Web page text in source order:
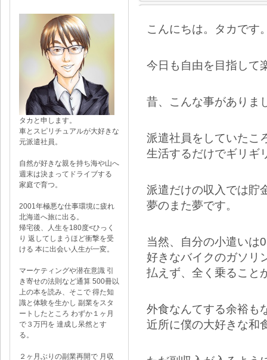
こんにちは。タカです
今日も自由を目指して
昔、こんな事がありま
派遣社員をしていたこ
生活するだけでギリギ
派遣だけの収入では貯
夢のまた夢です。
当然、自分の小遣いは
好きなバイクのガソリ
払えず、全く乗ること
外食なんてする余裕も
近所に僕の大好きな和
タカと申します。
車とスピリチュアルが大好きな
元派遣社員。
自然が好きな親を持ち海や山へ
週末は決まってドライブする
家庭で育つ。
2001年極悪な仕事環境に疲れ
北海道へ旅に出る。
帰宅後、人生を180度<ひっく
り 返してしまうほど衝撃を受
ける 本に出会い人生が一変。
マーケティングや潜在意識 引
き寄せの法則など通算 500冊以
上の本を読み、そこで 得た知
識と体験を生かし 副業をスタ
ートしたところ わずか１ヶ月
で３万円を 達成し呆然とす
る。
２ヶ月ぶりの副業再開で 月収